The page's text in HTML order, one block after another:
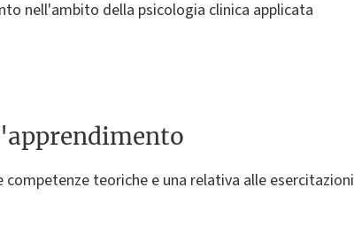
nell'ambito della psicologia clinica applicata
teoriche e una relativa alle esercitazioni